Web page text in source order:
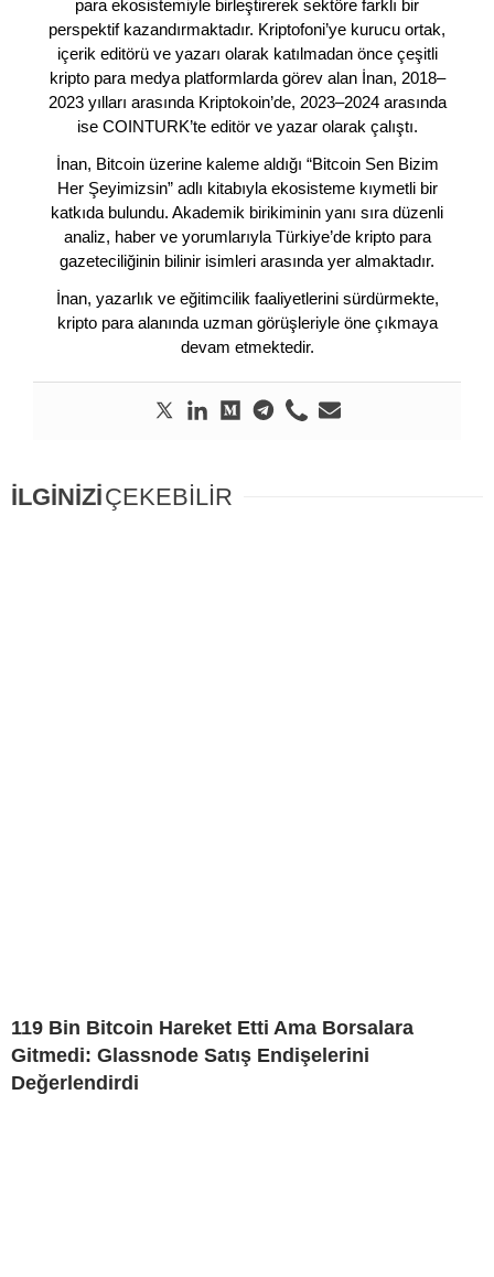
para ekosistemiyle birleştirerek sektöre farklı bir
perspektif kazandırmaktadır. Kriptofoni’ye kurucu ortak,
içerik editörü ve yazarı olarak katılmadan önce çeşitli
kripto para medya platformlarda görev alan İnan, 2018–
2023 yılları arasında Kriptokoin’de, 2023–2024 arasında
ise COINTURK’te editör ve yazar olarak çalıştı.
İnan, Bitcoin üzerine kaleme aldığı “Bitcoin Sen Bizim
Her Şeyimizsin” adlı kitabıyla ekosisteme kıymetli bir
katkıda bulundu. Akademik birikiminin yanı sıra düzenli
analiz, haber ve yorumlarıyla Türkiye’de kripto para
gazeteciliğinin bilinir isimleri arasında yer almaktadır.
İnan, yazarlık ve eğitimcilik faaliyetlerini sürdürmekte,
kripto para alanında uzman görüşleriyle öne çıkmaya
devam etmektedir.
İLGİNİZİÇEKEBİLİR
119 Bin Bitcoin Hareket Etti Ama Borsalara
Gitmedi: Glassnode Satış Endişelerini
Değerlendirdi